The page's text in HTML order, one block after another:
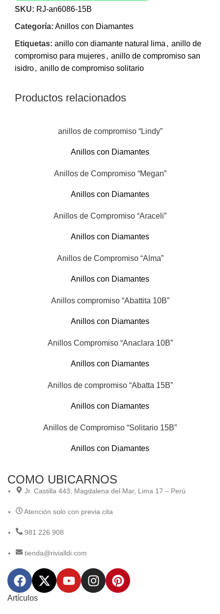
SKU: RJ-an6086-15B
Categoría: Anillos con Diamantes
Etiquetas: anillo con diamante natural lima , anillo de
compromiso para mujeres, anillo de compromiso san
isidro, anillo de compromiso solitario
Productos relacionados
anillos de compromiso “Lindy”
Anillos con Diamantes
Anillos de Compromiso “Megan”
Anillos con Diamantes
Anillos de Compromiso “Araceli”
Anillos con Diamantes
Anillos de Compromiso “Alma”
Anillos con Diamantes
Anillos compromiso “Abattita 10B”
Anillos con Diamantes
Anillos Compromiso “Anaclara 10B”
Anillos con Diamantes
Anillos de compromiso “Abatta 15B”
Anillos con Diamantes
Anillos de Compromiso “Solitario 15B”
Anillos con Diamantes
COMO UBICARNOS
Jr. Castilla 443, Magdalena del Mar, Lima 17 – Perú
Atención solo con previa cita
981 226 908
tienda@rivialldi.com
Artículos